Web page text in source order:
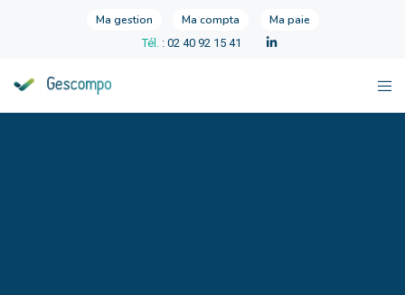
Ma gestion Ma compta Ma paie
Tél. : 02 40 92 15 41